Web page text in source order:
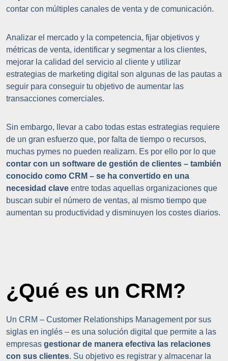
contar con múltiples canales de venta y de comunicación.
Analizar el mercado y la competencia, fijar objetivos y
métricas de venta, identificar y segmentar a los clientes,
mejorar la calidad del servicio al cliente y utilizar
estrategias de marketing digital son algunas de las pautas a
seguir para conseguir tu objetivo de aumentar las
transacciones comerciales.
Sin embargo, llevar a cabo todas estas estrategias requiere
de un gran esfuerzo que, por falta de tiempo o recursos,
muchas pymes no pueden realizarn. Es por ello por lo que
contar con un software de gestión de clientes – también
conocido como CRM – se ha convertido en una
necesidad clave entre todas aquellas organizaciones que
buscan subir el número de ventas, al mismo tiempo que
aumentan su productividad y disminuyen los costes diarios.
¿Qué es un CRM?
Un CRM – Customer Relationships Management por sus
siglas en inglés – es una solución digital que permite a las
empresas gestionar de manera efectiva las relaciones
con sus clientes. Su objetivo es registrar y almacenar la